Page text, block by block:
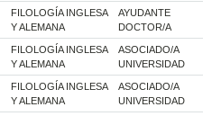
FILOLOGÍA INGLESA
Y ALEMANA
AYUDANTE
DOCTOR/A
FILOLOGÍA INGLESA
Y ALEMANA
ASOCIADO/A
UNIVERSIDAD
FILOLOGÍA INGLESA
Y ALEMANA
ASOCIADO/A
UNIVERSIDAD